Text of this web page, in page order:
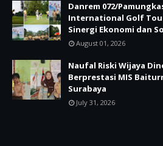
Danrem 072/
International Golf
Sinergi Ekonomi dan
August 01, 2026
Naufal Riski Wijaya
Berprestasi MIS
Surabaya
July 31, 2026